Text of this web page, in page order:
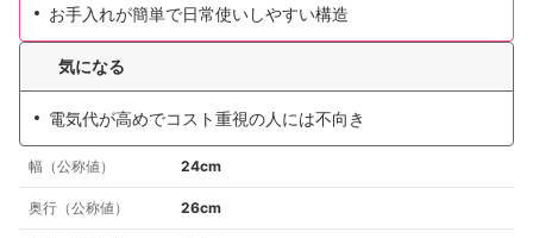
お手入れが簡単で日常使いしやすい構造
気になる
電気代が高めでコスト重視の人には不向き
幅（公称値） 24cm
奥行（公称値） 26cm